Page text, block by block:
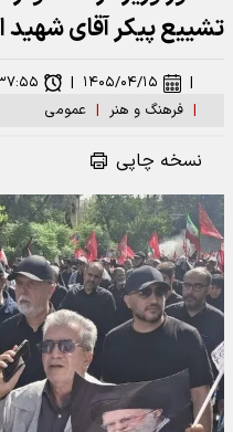
تشییع پیکر آقای شهید
| فرهنگ و هنر | عمومی
| ۱۴۰۵/۰۴/۱۵ |
نسخه چاپی